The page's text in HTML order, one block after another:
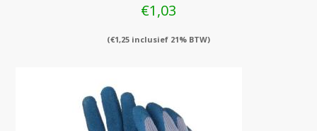
€1,03
(€1,25 inclusief 21% BTW)